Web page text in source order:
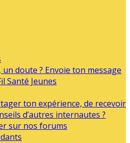
doute ? Envoie ton message
Santé Jeunes
ton expérience, de recevoir
d’autres internautes ?
sur nos forums